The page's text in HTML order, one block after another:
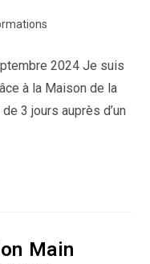
2024 Je suis
à la Maison de la
3 jours auprès d’un
Main